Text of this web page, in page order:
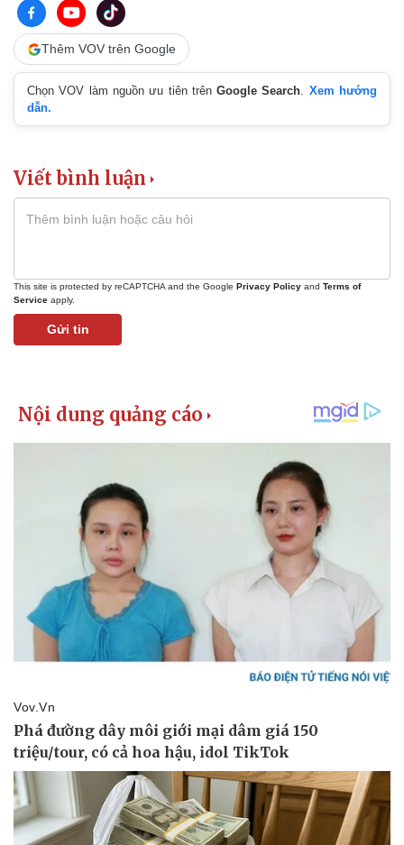
Kinh tế
Bất động sản
Khởi nghiệp
Thị trường
Giá vàng
Thêm VOV trên Google
Chọn VOV làm nguồn ưu tiên trênGoogle Search. Xem hướng
dẫn.
Viết bình luận
This site is protected by reCAPTCHA and the Google Privacy Policy and Terms of
Service apply.
Gửi tin